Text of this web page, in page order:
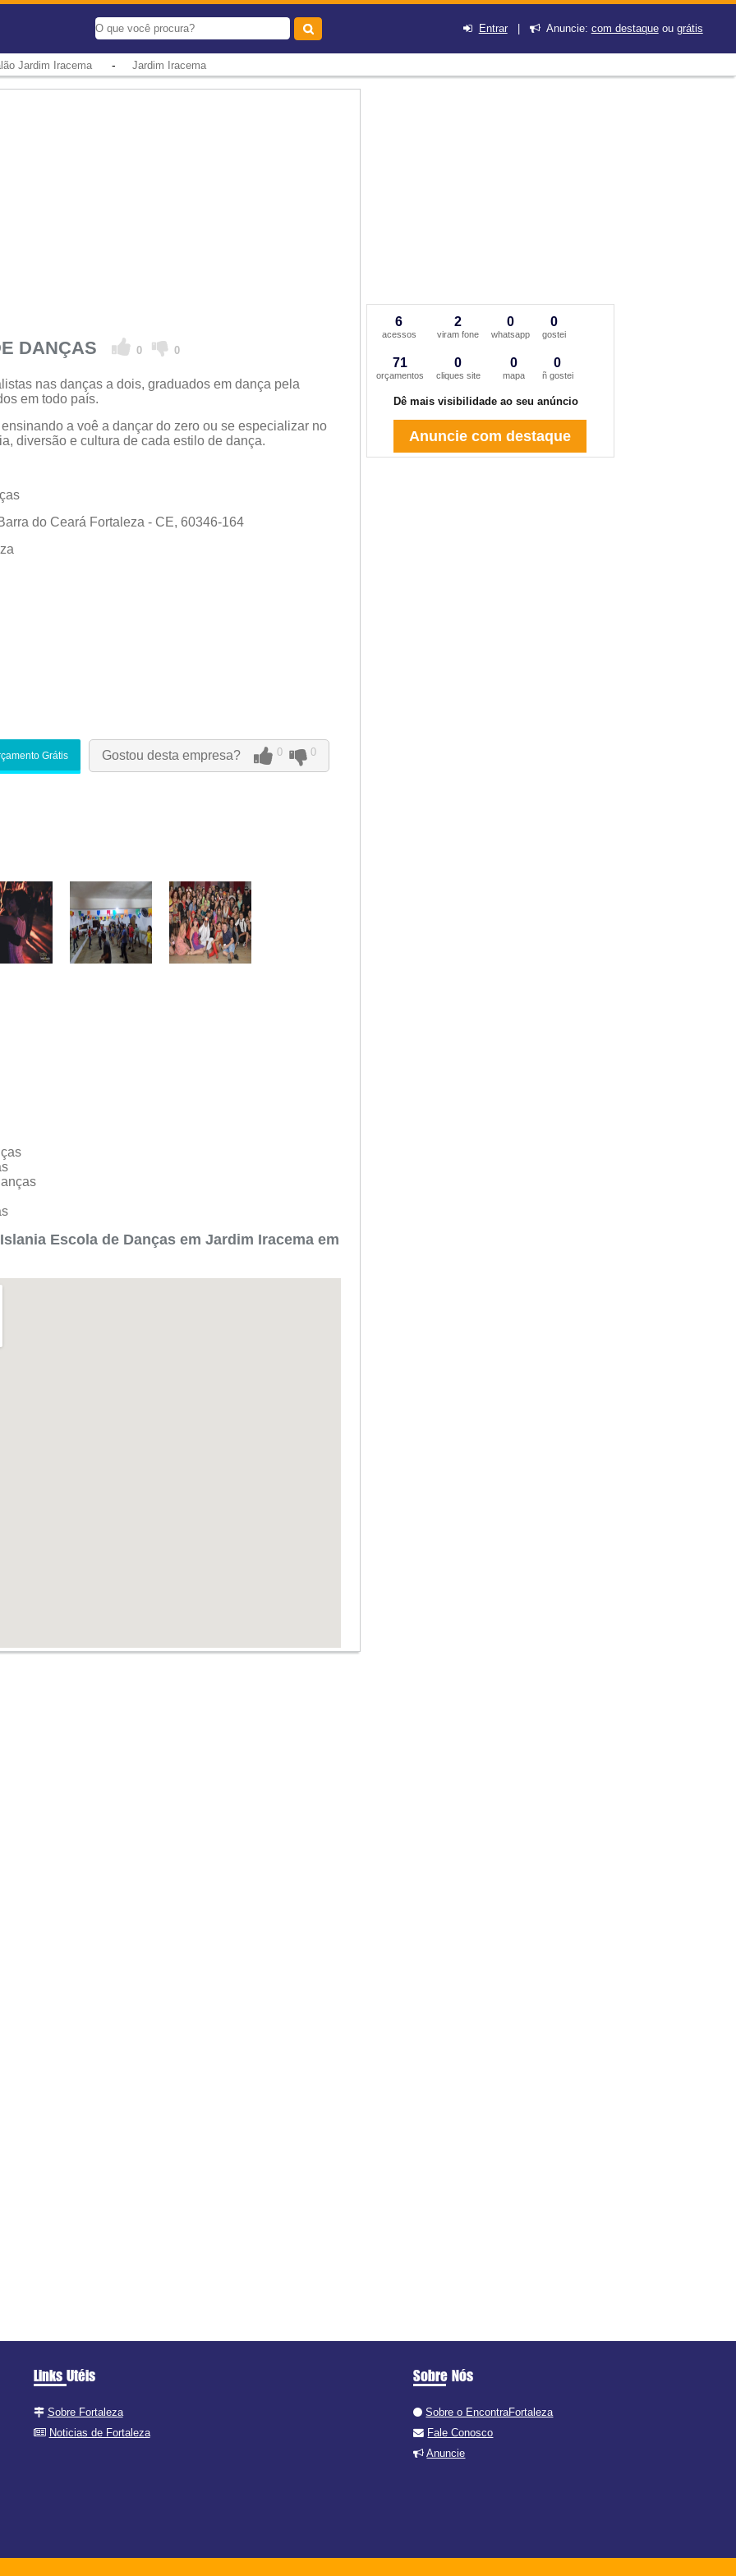
Entrar| Anuncie: com destaqueou grátis
Jardim Iracema- Jardim Iracema
DANÇAS 0 0
nas danças a dois, graduados em dança pela
em todo país.
a voê a dançar do zero ou se especializar no
diversão e cultura de cada estilo de dança.
do Ceará Fortaleza - CE, 60346-164
Grátis Gostou desta empresa? 0 0
Escola de Danças em Jardim Iracema em
6
acessos
2
viram fone
0
whatsapp
0
gostei
71
orçamentos
0
cliques site
0
mapa
0
ñ gostei
Dê mais visibilidade ao seu anúncio
Anuncie com destaque
Links Utéis
Sobre Fortaleza
Noticias de Fortaleza
Sobre Nós
Sobre o EncontraFortaleza
Fale Conosco
Anuncie